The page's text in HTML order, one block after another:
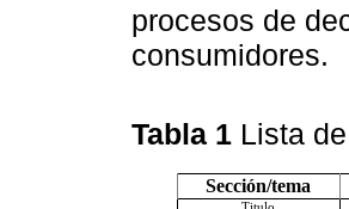
procesos de
consumidores.
Tabla 1 Lista
Sección/tema